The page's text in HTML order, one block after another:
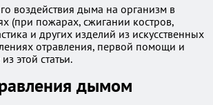
воздействия дыма на организм в
(при пожарах, сжигании костров,
и других изделий из искусственных
отравления, первой помощи и
этой статьи.
дымом